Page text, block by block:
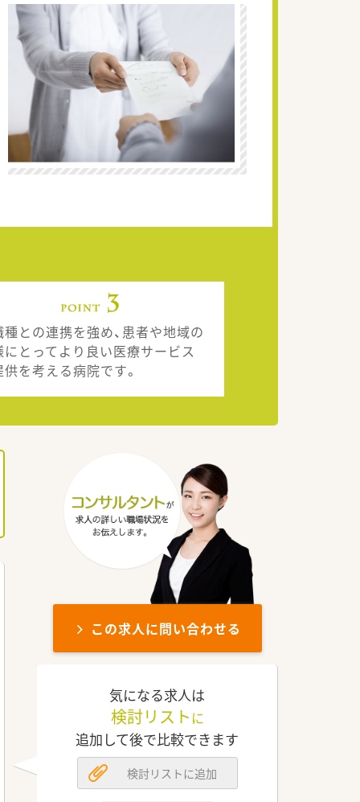
種との連携を強め、患者や地域の
にとってより良い医療サービス
供を考える病院です。
この求人に問い合わせる
気になる求人は
検討リスト に
追加して後で比較できます
検討リストに追加